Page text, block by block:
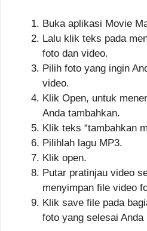
Buka aplikasi Movie
Lalu klik teks pada
foto dan video.
Pilih foto yang ingin
video.
Klik Open, untuk
Anda tambahkan.
Klik teks “tambahkan
Pilihlah lagu MP3.
Klik open.
Putar pratinjau video
menyimpan file video
Klik save file pada
foto yang selesai Anda